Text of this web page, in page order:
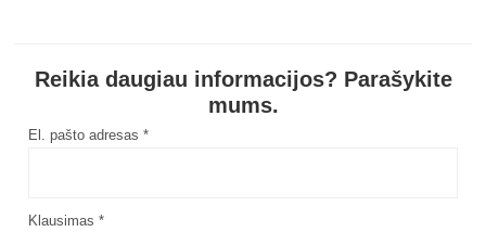
Reikia daugiau informacijos? Parašykite
mums.
El. pašto adresas *
Klausimas *